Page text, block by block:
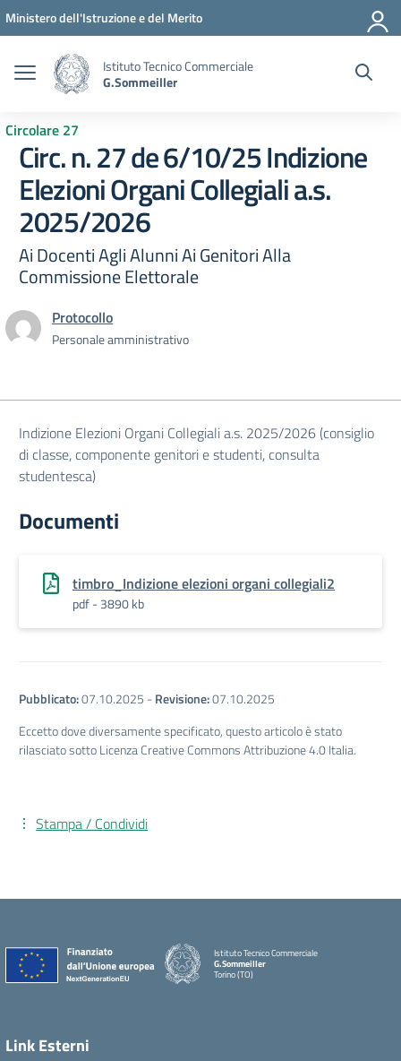
Vai ai contenuti
Vai al menu di navigazione
Vai al footer
Ministero dell'Istruzione e del Merito
Istituto Tecnico Commerciale
G.Sommeiller
Circolare 27
Circ. n. 27 de 6/10/25 Indizione
Elezioni Organi Collegiali a.s.
2025/2026
Ai Docenti Agli Alunni Ai Genitori Alla
Commissione Elettorale
Protocollo
Personale amministrativo
Indizione Elezioni Organi Collegiali a.s. 2025/2026 (consiglio
di classe, componente genitori e studenti, consulta
studentesca)
Documenti
timbro_Indizione elezioni organi collegiali2
pdf - 3890 kb
Pubblicato:07.10.2025 -Revisione:07.10.2025
Eccetto dove diversamente specificato, questo articolo è stato
rilasciato sotto Licenza Creative Commons Attribuzione 4.0 Italia.
Stampa / Condividi
Istituto Tecnico Commerciale
G.Sommeiller
Torino (TO)
Link Esterni